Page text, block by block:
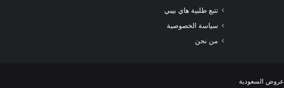
تتبع طلبية هاي بيبي
سياسة الخصوصية
من نحن
عروض السعودية